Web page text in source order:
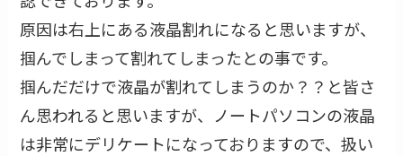
原因は右上にある液晶割れになると思いますが、
掴んでしまって割れてしまったとの事です。
掴んだだけで液晶が割れてしまうのか？？と皆さ
ん思われると思いますが、ノートパソコンの液晶
は非常にデリケートになっておりますので、扱い